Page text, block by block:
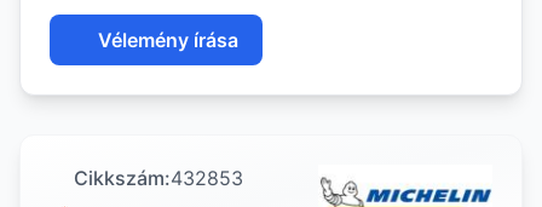
Vélemény írása
Cikkszám:432853